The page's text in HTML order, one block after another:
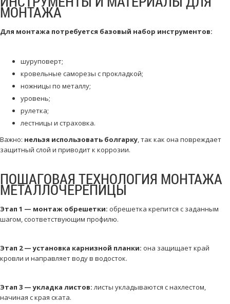
МОНТАЖА
Для монтажа потребуется базовый набор инструментов:
шуруповерт;
кровельные саморезы с прокладкой;
ножницы по металлу;
уровень;
рулетка;
лестницы и страховка.
Важно: нельзя использовать болгарку, так как она повреждает
защитный слой и приводит к коррозии.
ПОШАГОВАЯ ТЕХНОЛОГИЯ МОНТАЖА
МЕТАЛЛОЧЕРЕПИЦЫ
Этап 1 — монтаж обрешетки: обрешетка крепится с заданным
шагом, соответствующим профилю.
Этап 2 — установка карнизной планки: она защищает край
кровли и направляет воду в водосток.
Этап 3 — укладка листов:листы укладываются с нахлестом,
начиная с края ската.